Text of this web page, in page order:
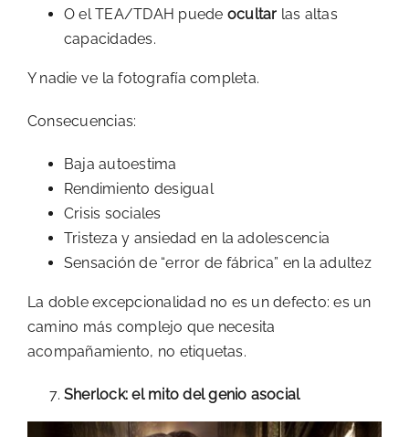
O el TEA/TDAH puede ocultar las altas
capacidades.
Y nadie ve la fotografía completa.
Consecuencias:
Baja autoestima
Rendimiento desigual
Crisis sociales
Tristeza y ansiedad en la adolescencia
Sensación de “error de fábrica” en la adultez
La doble excepcionalidad no es un defecto: es un
camino más complejo que necesita
acompañamiento, no etiquetas.
Sherlock: el mito del genio asocial